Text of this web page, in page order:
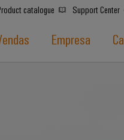
catalogue Support Center
Empresa